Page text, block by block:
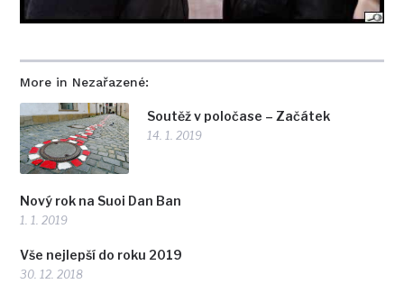
More in Nezařazené:
Soutěž v poločase – Začátek
14. 1. 2019
Nový rok na Suoi Dan Ban
1. 1. 2019
Vše nejlepší do roku 2019
30. 12. 2018